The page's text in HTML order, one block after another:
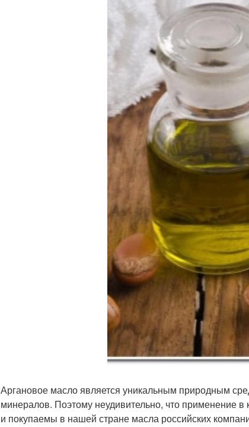
Аргановое масло является уникальным природным
минералов. Поэтому неудивительно, что применение в
и покупаемы в нашей стране масла российских